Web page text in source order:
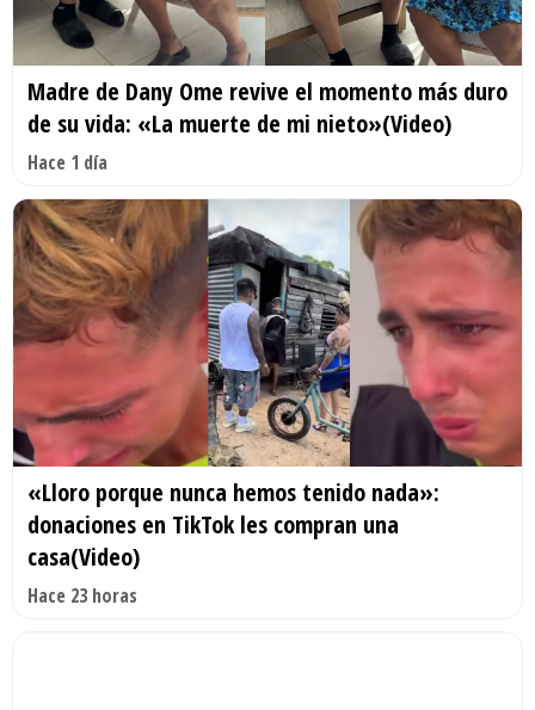
Madre de Dany Ome revive el momento más duro
de su vida: «La muerte de mi nieto»(Video)
Hace 1 día
«Lloro porque nunca hemos tenido nada»:
donaciones en TikTok les compran una
casa(Video)
Hace 23 horas